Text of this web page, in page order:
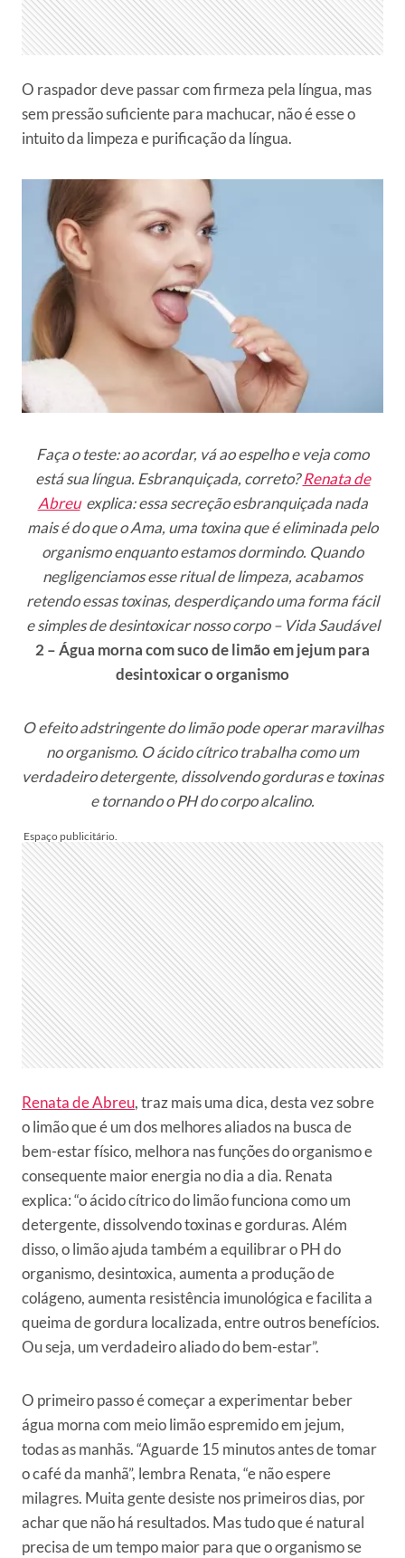
O raspador deve passar com firmeza pela língua, mas
sem pressão suficiente para machucar, não é esse o
intuito da limpeza e purificação da língua.
Faça o teste: ao acordar, vá ao espelho e veja como
está sua língua. Esbranquiçada, correto?Renata de
Abreuexplica: essa secreção esbranquiçada nada
mais é do que o Ama, uma toxina que é eliminada pelo
organismo enquanto estamos dormindo. Quando
negligenciamos esse ritual de limpeza, acabamos
retendo essas toxinas, desperdiçando uma forma fácil
e simples de desintoxicar nosso corpo – Vida Saudável
2 – Água morna com suco de limão em jejum para
desintoxicar o organismo
O efeito adstringente do limão pode operar maravilhas
no organismo. O ácido cítrico trabalha como um
verdadeiro detergente, dissolvendo gorduras e toxinas
e tornando o PH do corpo alcalino.
Renata de Abreu, traz mais uma dica, desta vez sobre
o limão que é um dos melhores aliados na busca de
bem-estar físico, melhora nas funções do organismo e
consequente maior energia no dia a dia. Renata
explica: “o ácido cítrico do limão funciona como um
detergente, dissolvendo toxinas e gorduras. Além
disso, o limão ajuda também a equilibrar o PH do
organismo, desintoxica, aumenta a produção de
colágeno, aumenta resistência imunológica e facilita a
queima de gordura localizada, entre outros benefícios.
Ou seja, um verdadeiro aliado do bem-estar”.
O primeiro passo é começar a experimentar beber
água morna com meio limão espremido em jejum,
todas as manhãs. “Aguarde 15 minutos antes de tomar
o café da manhã”, lembra Renata, “e não espere
milagres. Muita gente desiste nos primeiros dias, por
achar que não há resultados. Mas tudo que é natural
precisa de um tempo maior para que o organismo se